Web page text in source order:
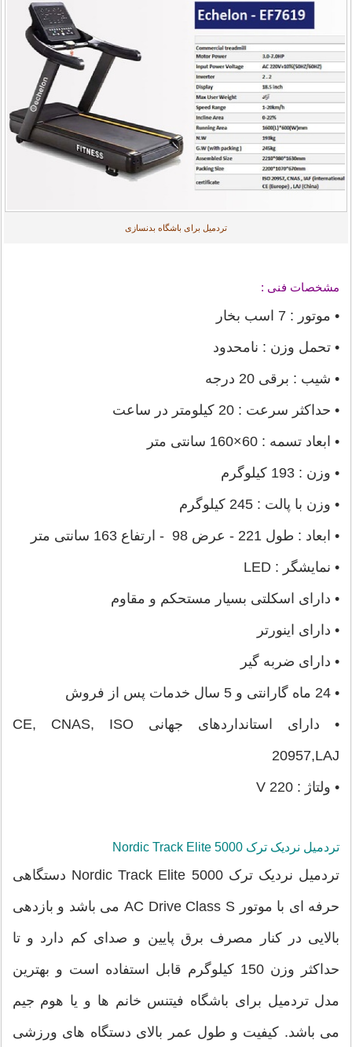
تردمیل برای باشگاه بدنسازی
مشخصات فنی :
• موتور : 7 اسب بخار
• تحمل وزن : نامحدود
• شیب : برقی 20 درجه
• حداکثر سرعت : 20 کیلومتر در ساعت
• ابعاد تسمه : 60×160 سانتی متر
• وزن : 193 کیلوگرم
• وزن با پالت : 245 کیلوگرم
• ابعاد : طول 221 - عرض 98 - ارتفاع 163 سانتی متر
• نمایشگر : LED
• دارای اسکلتی بسیار مستحکم و مقاوم
• دارای اینورتر
• دارای ضربه گیر
• 24 ماه گارانتی و 5 سال خدمات پس از فروش
• دارای استانداردهای جهانی CE, CNAS, ISO
20957,LAJ
• ولتاژ : 220 V
تردمیل نردیک ترک Nordic Track Elite 5000
تردمیل نردیک ترک Nordic Track Elite 5000 دستگاهی
حرفه ای با موتور AC Drive Class S می باشد و بازدهی
بالایی در کنار مصرف برق پایین و صدای کم دارد و تا
حداکثر وزن 150 کیلوگرم قابل استفاده است و بهترین
مدل تردمیل برای باشگاه فیتنس خانم ها و یا هوم جیم
می باشد. کیفیت و طول عمر بالای دستگاه های ورزشی